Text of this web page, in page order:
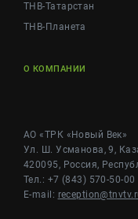
ТНВ-Татарстан
ТНВ-Планета
О КОМПАНИИ
АО «ТРК «Новый Век»
Ул. Ш. Усманова, 9,
420095, Россия,
Тел.: +7 (843) 570-50-00
E-mail: